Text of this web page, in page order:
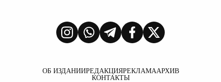
ОБ ИЗДАНИИРЕДАКЦИЯРЕКЛАМААРХИВ
КОНТАКТЫ